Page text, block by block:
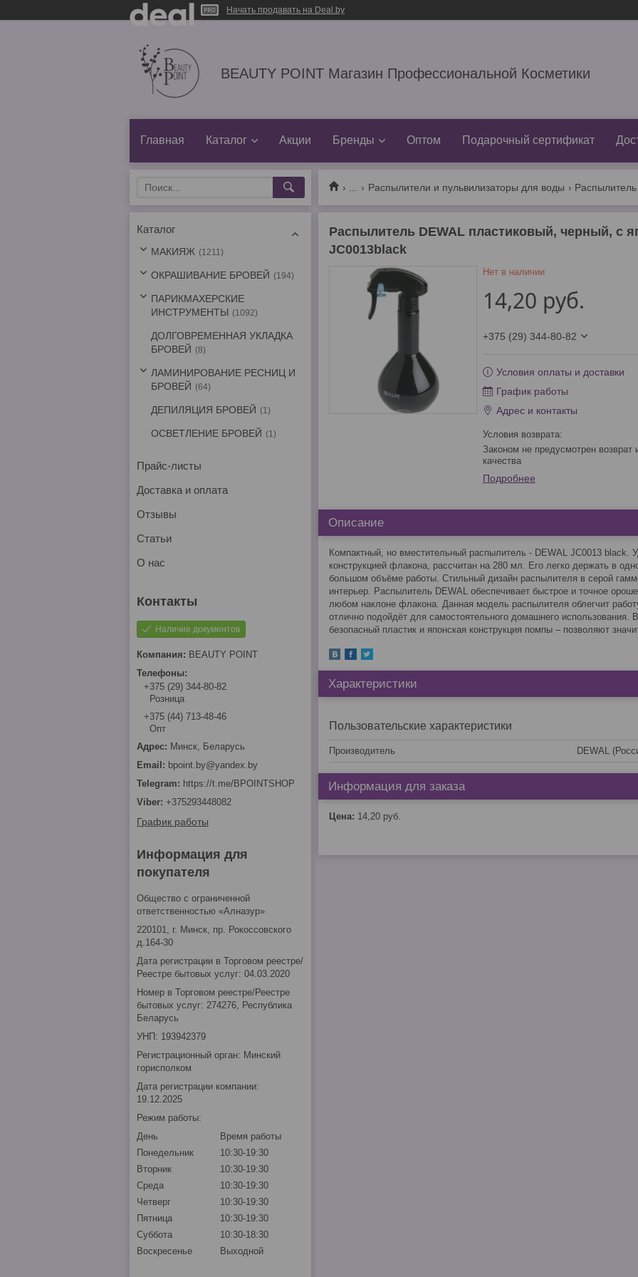
Начать продавать на Deal.by
BEAUTY POINT Магазин Профессиональной Косметики
Главная Каталог Акции Бренды Оптом Подарочный сертификат
Распылители и пульвилизаторы для воды
Распылитель DEWAL пластиковый, черный, с
JC0013black
Нет в наличии
14,20 руб.
+375 (29) 344-80-82
Условия оплаты и доставки
График работы
Адрес и контакты
Законом не предусмотрен возврат и обмен данного товара надлежащего
качества
Подробнее
Описание
Компактный, но вместительный распылитель - DEWAL JC0013 black.
конструкцией флакона, рассчитан на 280 мл. Его легко держать в
большом объёме работы. Стильный дизайн распылителя в серой
интерьер. Распылитель DEWAL обеспечивает быстрое и точное
любом наклоне флакона. Данная модель распылителя облегчит
отлично подойдёт для самостоятельного домашнего использования.
безопасный пластик и японская конструкция помпы – позволяют
Характеристики
Пользовательские характеристики
Производитель DEWAL
Информация для заказа
Цена: 14,20 руб.
Каталог
МАКИЯЖ 1211
ОКРАШИВАНИЕ БРОВЕЙ 194
ПАРИКМАХЕРСКИЕ
ИНСТРУМЕНТЫ
1092
ДОЛГОВРЕМЕННАЯ УКЛАДКА
БРОВЕЙ
8
ЛАМИНИРОВАНИЕ РЕСНИЦ И
БРОВЕЙ
64
ДЕПИЛЯЦИЯ БРОВЕЙ 1
ОСВЕТЛЕНИЕ БРОВЕЙ 1
Прайс-листы
Доставка и оплата
Отзывы
Статьи
О нас
Наличие документов
BEAUTY POINT
+375 (29) 344-80-82
Розница
+375 (44) 713-48-46
Опт
Минск, Беларусь
bpoint.by@yandex.by
https://t.me/BPOINTSHOP
+375293448082
График работы
Информация для
покупателя
Общество с ограниченной
ответственностью «Алназур»
220101, г. Минск, пр. Рокоссовского
д.164-30
Дата регистрации в Торговом реестре/
Реестре бытовых услуг: 04.03.2020
Номер в Торговом реестре/Реестре
бытовых услуг: 274276, Республика
Беларусь
УНП: 193942379
Регистрационный орган: Минский
горисполком
Дата регистрации компании:
19.12.2025
Режим работы:
День
Время работы
Понедельник
10:30-19:30
Вторник
10:30-19:30
Среда
10:30-19:30
Четверг
10:30-19:30
Пятница
10:30-19:30
Суббота
10:30-18:30
Воскресенье
Выходной